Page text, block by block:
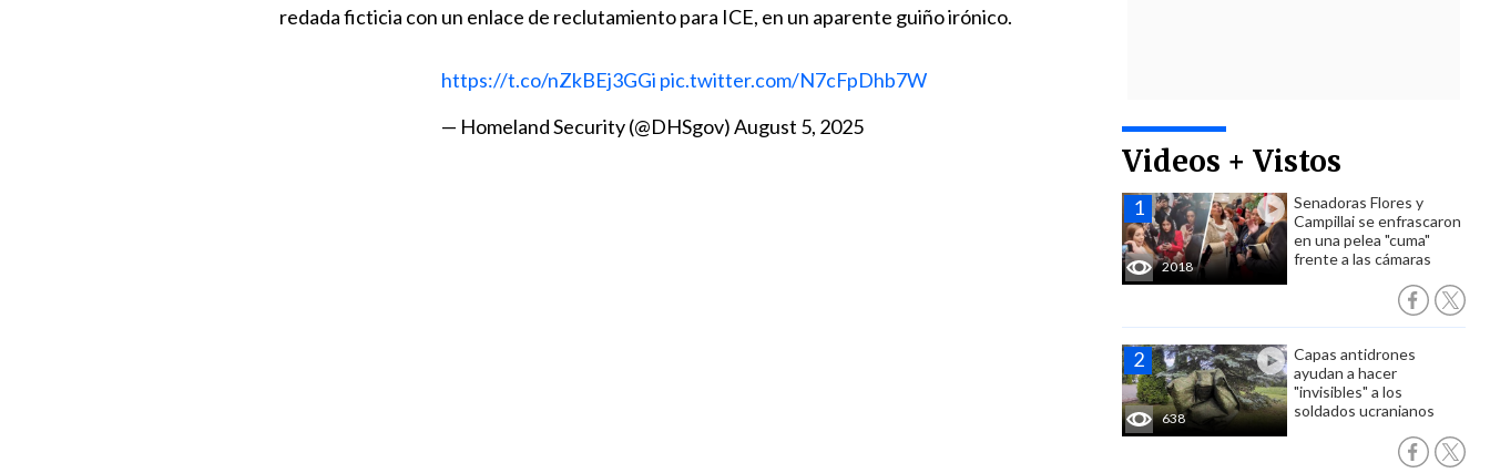
Videos + Vistos
2018
Senadoras Flores y
Campillai se enfrascaron
en una pelea "cuma"
frente a las cámaras
638
Capas antidrones
ayudan a hacer
"invisibles" a los
soldados ucranianos
redada ficticia con un enlace de reclutamiento para ICE, en un aparente guiño irónico.
https://t.co/nZkBEj3GGi pic.twitter.com/N7cFpDhb7W
— Homeland Security (@DHSgov)August 5, 2025